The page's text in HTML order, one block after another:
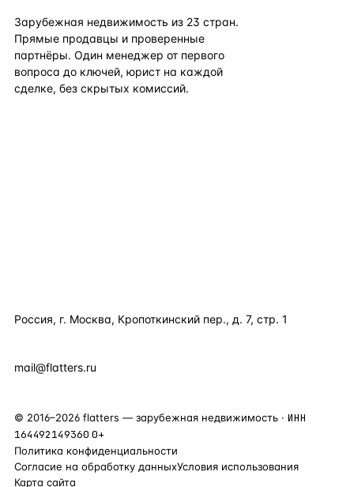
Зарубежная недвижимость из 23 стран.
Прямые продавцы и проверенные
партнёры. Один менеджер от первого
вопроса до ключей, юрист на каждой
сделке, без скрытых комиссий.
Россия, г. Москва, Кропоткинский пер., д. 7, стр. 1
mail@flatters.ru
© 2016–2026 flatters — зарубежная недвижимость · ИНН
164492149360 0+
Политика конфиденциальности
Согласие на обработку данныхУсловия использования
Карта сайта